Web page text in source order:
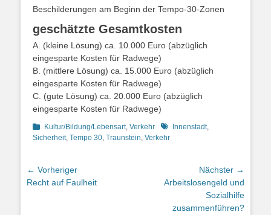
Beschilderungen am Beginn der Tempo-30-Zonen
geschätzte Gesamtkosten
A. (kleine Lösung) ca. 10.000 Euro (abzüglich
eingesparte Kosten für Radwege)
B. (mittlere Lösung) ca. 15.000 Euro (abzüglich
eingesparte Kosten für Radwege)
C. (gute Lösung) ca. 20.000 Euro (abzüglich
eingesparte Kosten für Radwege)
Kategorien
Kultur/Bildung/Lebensart, Verkehr Schlagworte
Innenstadt,
Sicherheit, Tempo 30 Traunstein Verkehr
Beitragsnavigation
← Vorheriger
Vorheriger
Recht auf Faulheit
Nächster →
NächsterArbeitslosengeld und
Sozialhilfe
zusammenführen?